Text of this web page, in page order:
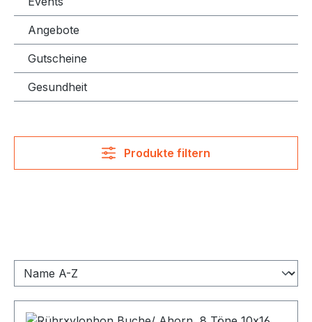
Angebote
Gutscheine
Gesundheit
Produkte filtern